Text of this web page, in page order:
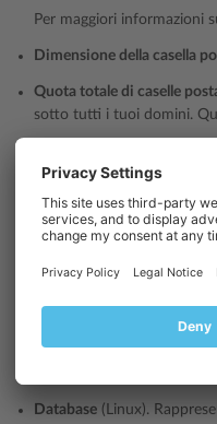
Per maggiori informazioni
Dimensione della casella
Quota totale di caselle
sotto tutti i tuoi domini.
.
presente che ci sono liste
punto di vista della
di posta possono soltanto
.
Per maggiori informazioni
Database (Linux).